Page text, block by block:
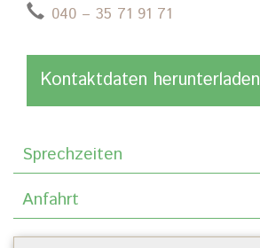
040 – 35 71 91 71
Kontaktdaten herunterladen
Sprechzeiten
Anfahrt